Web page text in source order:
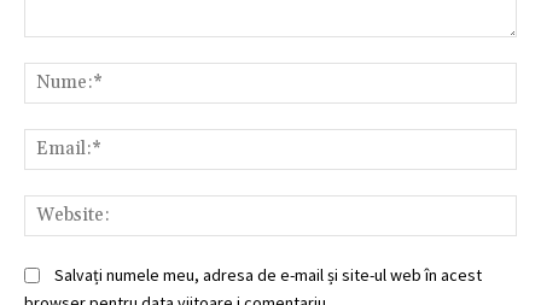
Salvați numele meu, adresa de e-mail și site-ul web în acest